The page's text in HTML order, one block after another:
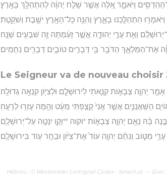
וַיֹּאמַ֑ר אֵ֚לֶּה אֲשֶׁ֣ר שָׁלַ֣ח יְהוָ֔ה לְהִתְהַלֵּ֖ךְ בָּאָֽרֶץ׃
הִתְהַלַּ֣כְנוּ בָאָ֑רֶץ וְהִנֵּ֥ה כָל־הָאָ֖רֶץ יֹשֶׁ֥בֶת וְשֹׁקָֽטֶת׃
וְאֵ֖ת עָרֵ֣י יְהוּדָ֑ה אֲשֶׁ֣ר זָעַ֔מְתָּה זֶ֖ה שִׁבְעִ֥ים שָׁנָֽה׃
אֶת־הַמַּלְאָ֛ךְ הַדֹּבֵ֥ר בִּ֖י דְּבָרִ֣ים טוֹבִ֑ים דְּבָרִ֖ים נִחֻמִֽים׃
Le Seigneur va de nouveau choisir
יְהוָ֣ה צְבָא֑וֹת קִנֵּ֧אתִי לִירוּשָׁלִַ֛ם וּלְצִיּ֖וֹן קִנְאָ֥ה גְדוֹלָֽה׃
הַשַּֽׁאֲנַנִּ֑ים אֲשֶׁ֤ר אֲנִי֙ קָצַ֣פְתִּי מְּעָ֔ט וְהֵ֖מָּה עָזְר֥וּ לְרָעָֽה׃
בָּ֔הּ נְאֻ֖ם יְהוָ֣ה צְבָא֑וֹת *וקוה **וְקָ֥ו יִנָּטֶ֖ה עַל־יְרוּשָׁלִָֽם׃
מִטּ֑וֹב וְנִחַ֨ם יְהוָ֥ה עוֹד֙ אֶת־צִיּ֔וֹן וּבָחַ֥ר ע֖וֹד בִּירוּשָׁלִָֽם׃
Hébreu : © Westminster Leningrad Codex - tanach.us ---